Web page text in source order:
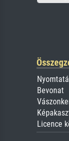
Bevonat
Licence